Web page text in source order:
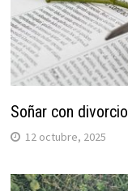
Soñar con
12 octubre, 2025